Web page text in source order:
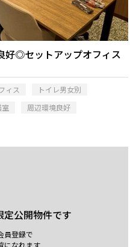
好◎セットアップオフィス
ィス
トイレ男女別
周辺環境良好
定公開物件です
員登録で